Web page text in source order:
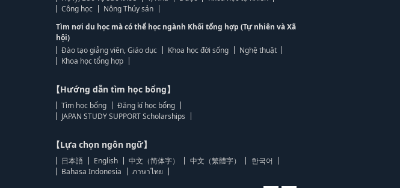
Công học
Nông Thủy sản
Tìm nơi du học mà có thể học ngành Khối tổng hợp (Tự nhiên và Xã
hội)
Đào tạo giảng viên, Giáo dục
Khoa học đời sống
Nghệ thuật
Khoa học tổng hợp
【Hướng dẫn tìm học bổng】
Tìm học bổng
Đăng kí học bổng
JAPAN STUDY SUPPORT Scholarships
【Lựa chọn ngôn ngữ】
日本語 English 中文（简体字） 中文（繁體字）
한국어
Bahasa Indonesia
ภาษาไทย